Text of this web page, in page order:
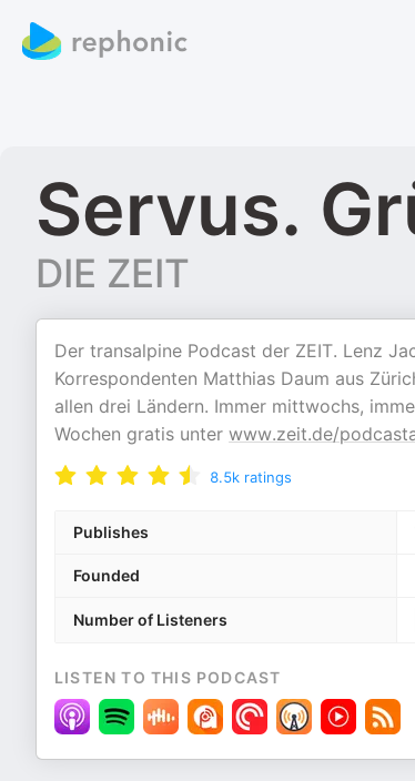
Servus.
DIE ZEIT
Der transalpine Podcast der ZEIT. Lenz
Korrespondenten Matthias Daum aus
allen drei Ländern. Immer mittwochs,
Wochen gratis unter www.zeit.de/
8.5k ratings
Publishes
Founded
Number of Listeners
LISTEN TO THIS PODCAST